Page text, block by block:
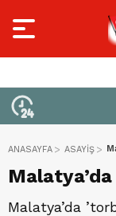
ANASAYFA ASAYİŞ
Malatya’da